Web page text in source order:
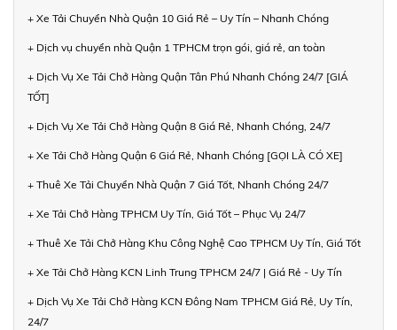
+ Xe Tải Chuyển Nhà Quận 10 Giá Rẻ – Uy Tín – Nhanh Chóng
+ Dịch vụ chuyển nhà Quận 1 TPHCM trọn gói, giá rẻ, an toàn
+ Dịch Vụ Xe Tải Chở Hàng Quận Tân Phú Nhanh Chóng 24/7 [GIÁ
TỐT]
+ Dịch Vụ Xe Tải Chở Hàng Quận 8 Giá Rẻ, Nhanh Chóng, 24/7
+ Xe Tải Chở Hàng Quận 6 Giá Rẻ, Nhanh Chóng [GỌI LÀ CÓ XE]
+ Thuê Xe Tải Chuyển Nhà Quận 7 Giá Tốt, Nhanh Chóng 24/7
+ Xe Tải Chở Hàng TPHCM Uy Tín, Giá Tốt – Phục Vụ 24/7
+ Thuê Xe Tải Chở Hàng Khu Công Nghệ Cao TPHCM Uy Tín, Giá Tốt
+ Xe Tải Chở Hàng KCN Linh Trung TPHCM 24/7 | Giá Rẻ - Uy Tín
+ Dịch Vụ Xe Tải Chở Hàng KCN Đông Nam TPHCM Giá Rẻ, Uy Tín,
24/7